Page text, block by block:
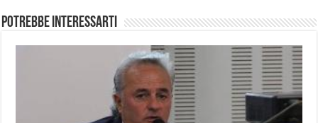
Potrebbe interessarti